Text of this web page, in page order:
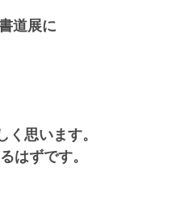
道展に
思います。
はずです。